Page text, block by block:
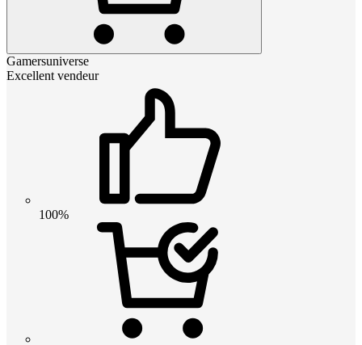
Gamersuniverse
Excellent vendeur
100%